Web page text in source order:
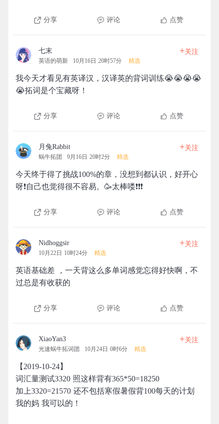
分享 评论 点赞
七末
英语的萌新 10月16日 20时57分 精选
+关注
我今天才看见有英译汉，汉译英的背词训练😭😭😭😭
😭拓词是个宝藏呀！
分享 评论 点赞
月兔Rabbit
蜗牛拓团 9月16日 20时2分 精选
+关注
今天终于得了挑战100%的章，没想到都认识，好开心
呀❗️自己也觉得很不容易。🥳太棒喽❗️❗️❗️
分享 评论 点赞
Nidhoggsir
10月22日 10时24分 精选
+关注
英语基础差 ，一天背这么多单词感觉忘得好快啊，不
过总是有收获的
分享 评论 点赞
XiaoYan3
光速蜗牛拓词团 10月24日 0时6分 精选
+关注
【2019-10-24】
词汇量测试3320 照这样背有365*50=18250
加上3320=21570 还不包括寒假暑假背100每天的计划
我的妈 我可以的！